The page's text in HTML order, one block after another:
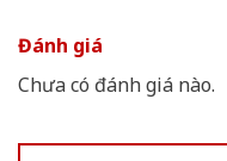
Đánh giá
Chưa có đánh giá nào.